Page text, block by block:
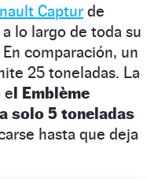
Captur de
lo largo de toda su
comparación, un
25 toneladas. La
el Emblème
solo 5 toneladas
hasta que deja